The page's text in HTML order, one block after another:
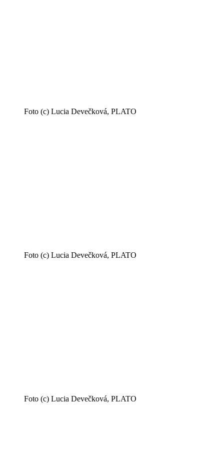
Foto (c) Lucia Devečková, PLATO
Foto (c) Lucia Devečková, PLATO
Foto (c) Lucia Devečková, PLATO